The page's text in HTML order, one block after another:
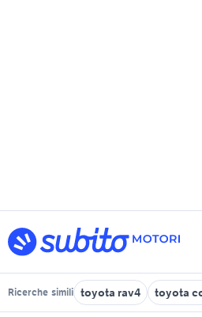
Ricerche simili toyota rav4 toyota